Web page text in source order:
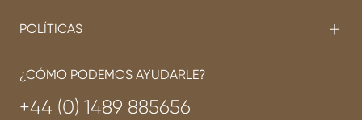
POLÍTICAS
¿CÓMO PODEMOS AYUDARLE?
+44 (0) 1489 885656